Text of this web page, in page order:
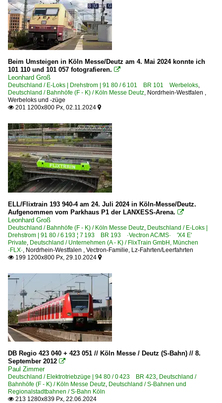
Beim Umsteigen in Köln Messe/Deutz am 4. Mai 2024 konnte ich
101 110 und 101 057 fotografieren. 
Leonhard Groß
Deutschland / E-Loks | Drehstrom | 91 80 / 6 101 BR 101 Werbeloks,
Deutschland / Bahnhöfe (F - K) / Köln Messe Deutz, Nordrhein-Westfalen ,
Werbeloks und -züge
 201 1200x800 Px, 02.11.2024 
ELL/Flixtrain 193 940-4 am 24. Juli 2024 in Köln-Messe/Deutz.
Aufgenommen vom Parkhaus P1 der LANXESS-Arena. 
Leonhard Groß
Deutschland / Bahnhöfe (F - K) / Köln Messe Deutz, Deutschland / E-Loks |
Drehstrom | 91 80 / 6 193 ¦ 7 193 BR 193 ·Vectron AC/MS· 'X4 E'
Private, Deutschland / Unternehmen (A - K) / FlixTrain GmbH, München
·FLX·, Nordrhein-Westfalen , Vectron-Familie, Lz-Fahrten/Leerfahrten
 199 1200x800 Px, 29.10.2024 
DB Regio 423 040 + 423 051 // Köln Messe / Deutz (S-Bahn) // 8.
September 2012 
Paul Zimmer
Deutschland / Elektrotriebzüge | 94 80 / 0 423 BR 423, Deutschland /
Bahnhöfe (F - K) / Köln Messe Deutz, Deutschland / S-Bahnen und
Regionalstadtbahnen / S-Bahn Köln
 213 1280x839 Px, 22.06.2024